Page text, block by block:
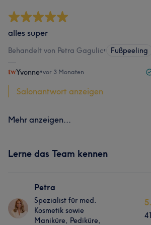
alles super
Behandelt von Petra Gagulic• Fußpeeling
Yvonne•vor 3 Monaten
Salonantwort anzeigen
Mehr anzeigen...
Lerne das Team kennen
Petra
Spezialist für med.
Kosmetik sowie
Maniküre, Pediküre,